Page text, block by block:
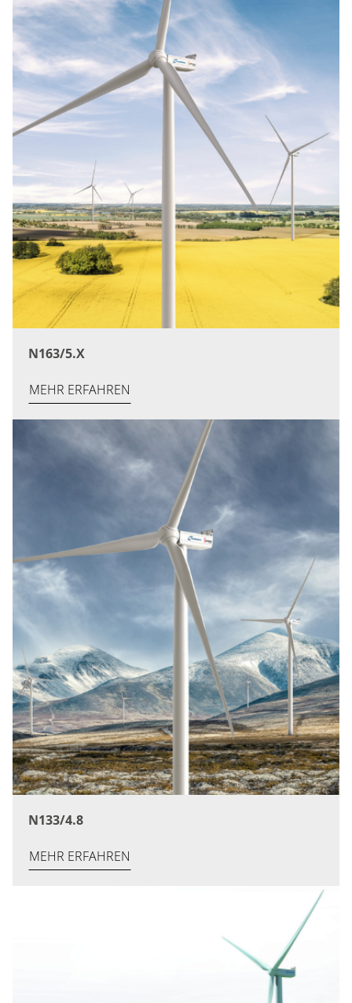
N163/5.X
MEHR ERFAHREN
N133/4.8
MEHR ERFAHREN